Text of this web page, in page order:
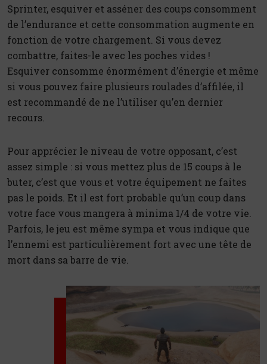
Sprinter, esquiver et asséner des coups consomment
de l’endurance et cette consommation augmente en
fonction de votre chargement. Si vous devez
combattre, faites-le avec les poches vides !
Esquiver consomme énormément d’énergie et même
si vous pouvez faire plusieurs roulades d’affilée, il
est recommandé de ne l’utiliser qu’en dernier
recours.
Pour apprécier le niveau de votre opposant, c’est
assez simple : si vous mettez plus de 15 coups à le
buter, c’est que vous et votre équipement ne faites
pas le poids. Et il est fort probable qu’un coup dans
votre face vous mangera à minima 1/4 de votre vie.
Parfois, le jeu est même sympa et vous indique que
l’ennemi est particulièrement fort avec une tête de
mort dans sa barre de vie.